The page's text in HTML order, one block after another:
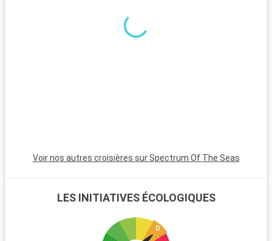
expérience authentique avec leurs villages de pêcheurs et
Voir nos autres croisières sur Spectrum Of The Seas
LES INITIATIVES ÉCOLOGIQUES